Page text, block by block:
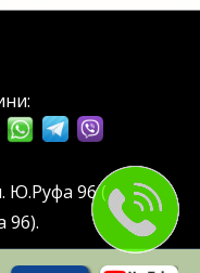
Ю.Руфа 96 (
96).